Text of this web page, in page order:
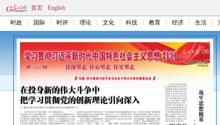
首页 English
时政 国际 时评 理论 文化 科技 教育 经济 生活